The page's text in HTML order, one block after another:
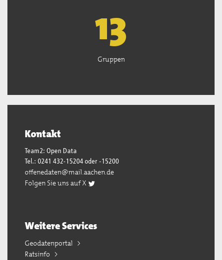
13
Gruppen
Kontakt
Team2: Open Data
Tel.: 0241 432-15204 oder -15200
offenedaten@mail.aachen.de
Folgen Sie uns auf X
Weitere Services
Geodatenportal
Ratsinfo